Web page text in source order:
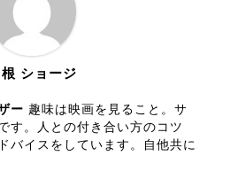
ショージ
ー 趣味は映画を見ること。サ
す。人との付き合い方のコツ
バイスをしています。自他共に